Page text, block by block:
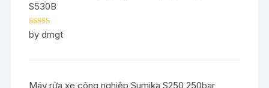
S530B
Rated5out
of 5
by dmgt
Máy rửa xe công nghiệp Sumika S250 250bar